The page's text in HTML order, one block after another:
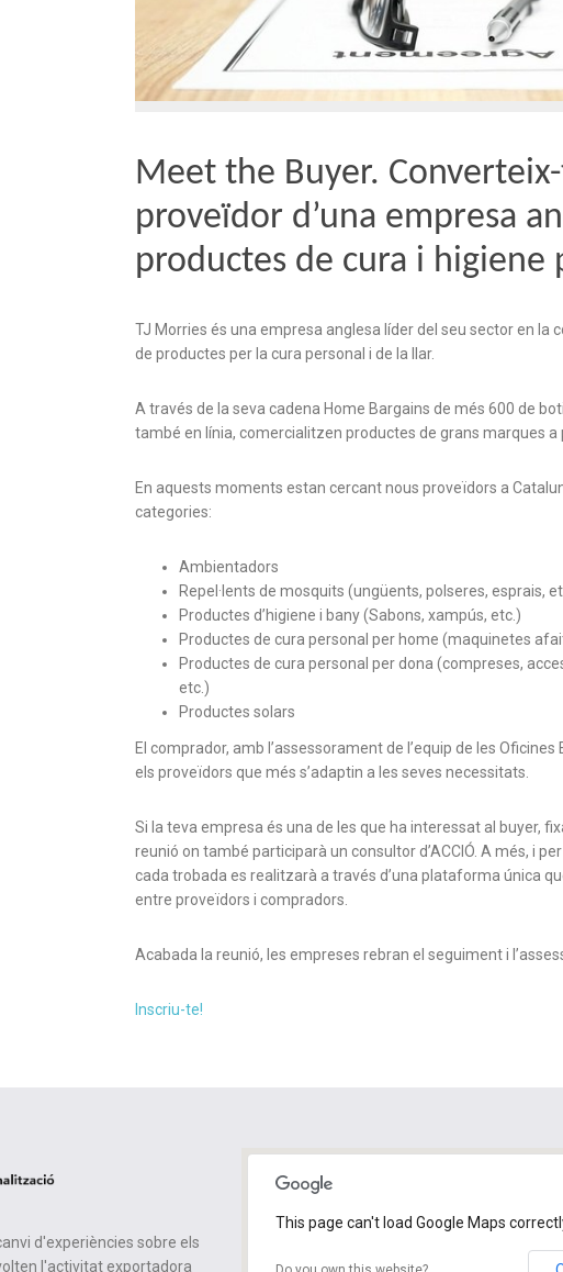
Meet the Buyer.
proveïdor d’una empresa
productes de cura i higiene
TJ Morries és una empresa anglesa líder del seu sector en la
de productes per la cura personal i de la llar.
A través de la seva cadena Home Bargains de més 600 de
també en línia, comercialitzen productes de grans marques a
En aquests moments estan cercant nous proveïdors a
categories:
Ambientadors
Repel·lents de mosquits (ungüents, polseres, esprais,
Productes d’higiene i bany (Sabons, xampús, etc.)
Productes de cura personal per home (maquinetes
Productes de cura personal per dona (compreses,
etc.)
Productes solars
El comprador, amb l’assessorament de l’equip de les Oficines
els proveïdors que més s’adaptin a les seves necessitats.
Si la teva empresa és una de les que ha interessat al buyer,
reunió on també participarà un consultor d’ACCIÓ. A més, i
cada trobada es realitzarà a través d’una plataforma única
entre proveïdors i compradors.
Acabada la reunió, les empreses rebran el seguiment i
Inscriu-te!
d'experiències sobre els
l'activitat exportadora
This page can't load Google Maps